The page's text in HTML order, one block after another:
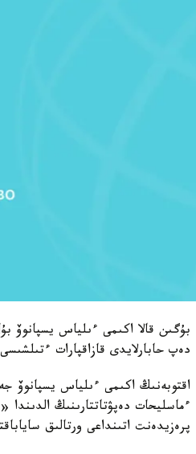
بۇگىن قالا اكىمى ءىلياس يسپانوۆ
دەپ حابارلايدى قازاقپارات
اقتوبەنىڭ اكىمى ءىلياس يسپانوۆ
ءماسليحات دەپۋتاتتارىنىڭ
پرەزيدەنت اتىنداعى ورتالىق